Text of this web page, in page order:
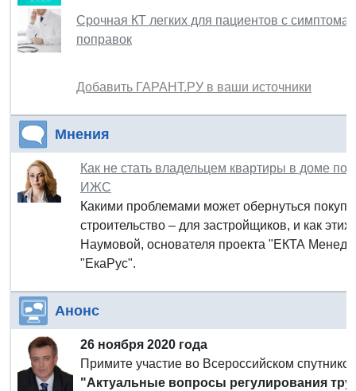
Срочная КТ легких для пациентов с
поправок
Добавить ГАРАНТ.РУ в ваши источники
Мнения
Как не стать владельцем квартиры в доме
ИЖС
Какими проблемами может обернуться
строительство – для застройщиков, и как
Наумовой, основателя проекта "ЕКТА
"ЕкаРус".
Анонс
26 ноября 2020 года
Примите участие во Всероссийском
"Актуальные вопросы регулирования